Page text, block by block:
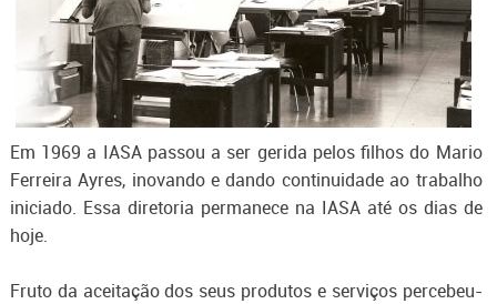
Em 1969 a IASA passou a ser gerida pelos filhos do Mario
Ferreira Ayres, inovando e dando continuidade ao trabalho
iniciado. Essa diretoria permanece na IASA até os dias de
hoje.
Fruto da aceitação dos seus produtos e serviços percebeu-